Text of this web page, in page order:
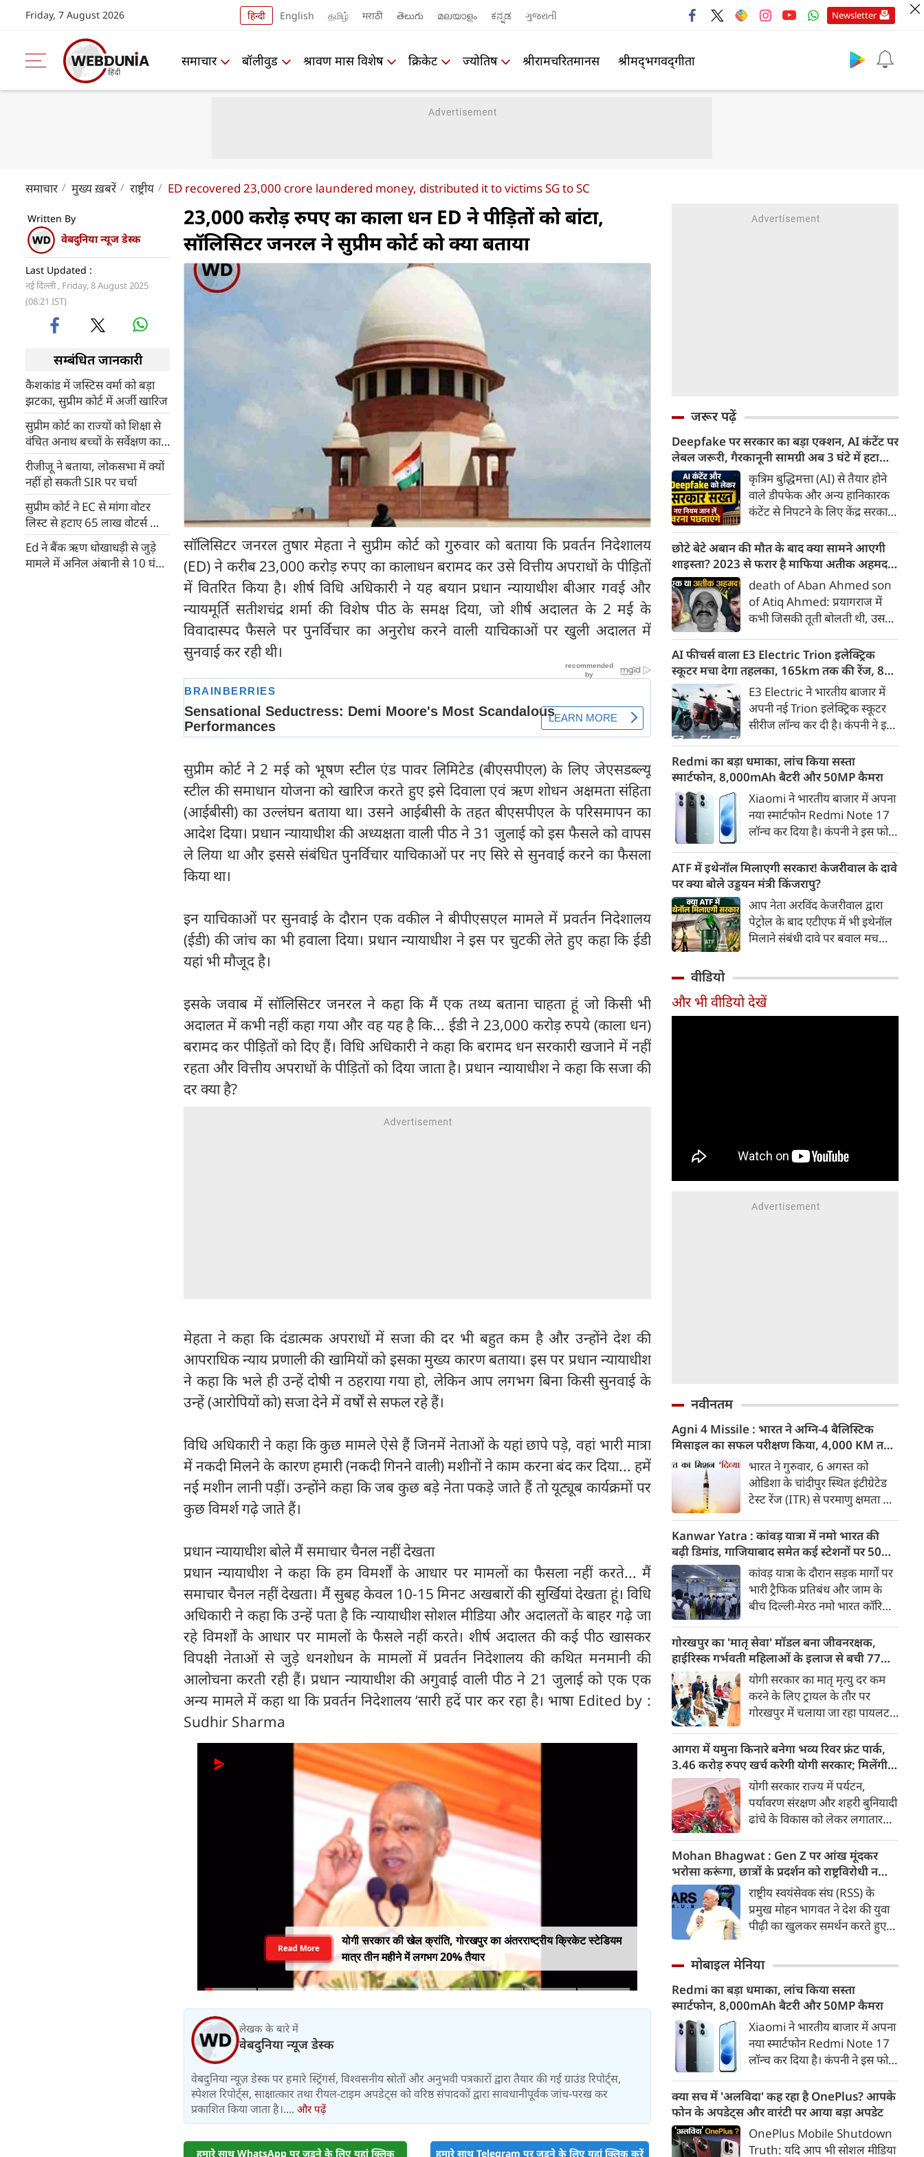
Friday, 7 August 2026 हिन्दी English தமிழ் मराठी తెలుగు മലയാളം ಕನ್ನಡ ગુજરાતી Newsletter
समाचार बॉलीवुड श्रावण मास विशेष क्रिकेट ज्योतिष श्रीरामचरितमानस श्रीमद्‍भगवद्‍गीता
समाचार मुख्य ख़बरें राष्ट्रीय ED recovered 23,000 crore laundered money, distributed it to victims SG to SC
Written By
वेबदुनिया न्यूज डेस्क
Last Updated :
नई दिल्ली , Friday, 8 August 2025
(08:21 IST)
सम्बंधित जानकारी
कैशकांड में जस्टिस वर्मा को बड़ा
झटका, सुप्रीम कोर्ट में अर्जी खारिज
सुप्रीम कोर्ट का राज्यों को शिक्षा से
वंचित अनाथ बच्चों के सर्वेक्षण का
आदेश, 2.5 करोड़ अनाथ बच्चे हैं
भारत में
रीजीजू ने बताया, लोकसभा में क्यों
नहीं हो सकती SIR पर चर्चा
सुप्रीम कोर्ट ने EC से मांगा वोटर
लिस्ट से हटाए 65 लाख वोटर्स का
ब्योरा
Ed ने बैंक ऋण धोखाधड़ी से जुड़े
मामले में अनिल अंबानी से 10 घंटे
23,000 करोड़ रुपए का काला धन ED ने पीड़ितों को बांटा,
सॉलिसिटर जनरल ने सुप्रीम कोर्ट को क्या बताया
सॉलिसिटर जनरल तुषार मेहता ने सुप्रीम कोर्ट को गुरुवार को बताया कि प्रवर्तन निदेशालय
(ED) ने करीब 23,000 करोड़ रुपए का कालाधन बरामद कर उसे वित्तीय अपराधों के पीड़ितों
में वितरित किया है। शीर्ष विधि अधिकारी ने यह बयान प्रधान न्यायाधीश बीआर गवई और
न्यायमूर्ति सतीशचंद्र शर्मा की विशेष पीठ के समक्ष दिया, जो शीर्ष अदालत के 2 मई के
विवादास्पद फैसले पर पुनर्विचार का अनुरोध करने वाली याचिकाओं पर खुली अदालत में
सुनवाई कर रही थी।
सुप्रीम कोर्ट ने 2 मई को भूषण स्टील एंड पावर लिमिटेड (बीएसपीएल) के लिए जेएसडब्ल्यू
स्टील की समाधान योजना को खारिज करते हुए इसे दिवाला एवं ऋण शोधन अक्षमता संहिता
(आईबीसी) का उल्लंघन बताया था। उसने आईबीसी के तहत बीएसपीएल के परिसमापन का
आदेश दिया। प्रधान न्यायाधीश की अध्यक्षता वाली पीठ ने 31 जुलाई को इस फैसले को वापस
ले लिया था और इससे संबंधित पुनर्विचार याचिकाओं पर नए सिरे से सुनवाई करने का फैसला
किया था।
इन याचिकाओं पर सुनवाई के दौरान एक वकील ने बीपीएसएल मामले में प्रवर्तन निदेशालय
(ईडी) की जांच का भी हवाला दिया। प्रधान न्यायाधीश ने इस पर चुटकी लेते हुए कहा कि ईडी
यहां भी मौजूद है।
इसके जवाब में सॉलिसिटर जनरल ने कहा कि मैं एक तथ्य बताना चाहता हूं जो किसी भी
अदालत में कभी नहीं कहा गया और वह यह है कि... ईडी ने 23,000 करोड़ रुपये (काला धन)
बरामद कर पीड़ितों को दिए हैं। विधि अधिकारी ने कहा कि बरामद धन सरकारी खजाने में नहीं
रहता और वित्तीय अपराधों के पीड़ितों को दिया जाता है। प्रधान न्यायाधीश ने कहा कि सजा की
दर क्या है?
मेहता ने कहा कि दंडात्मक अपराधों में सजा की दर भी बहुत कम है और उन्होंने देश की
आपराधिक न्याय प्रणाली की खामियों को इसका मुख्य कारण बताया। इस पर प्रधान न्यायाधीश
ने कहा कि भले ही उन्हें दोषी न ठहराया गया हो, लेकिन आप लगभग बिना किसी सुनवाई के
उन्हें (आरोपियों को) सजा देने में वर्षों से सफल रहे हैं।
विधि अधिकारी ने कहा कि कुछ मामले ऐसे हैं जिनमें नेताओं के यहां छापे पड़े, वहां भारी मात्रा
में नकदी मिलने के कारण हमारी (नकदी गिनने वाली) मशीनों ने काम करना बंद कर दिया... हमें
नई मशीन लानी पड़ीं। उन्होंने कहा कि जब कुछ बड़े नेता पकड़े जाते हैं तो यूट्यूब कार्यक्रमों पर
कुछ विमर्श गढ़े जाते हैं।
प्रधान न्यायाधीश बोले मैं समाचार चैनल नहीं देखता
प्रधान न्यायाधीश ने कहा कि हम विमर्शों के आधार पर मामलों का फैसला नहीं करते... मैं
समाचार चैनल नहीं देखता। मैं सुबह केवल 10-15 मिनट अखबारों की सुर्खियां देखता हूं। विधि
अधिकारी ने कहा कि उन्हें पता है कि न्यायाधीश सोशल मीडिया और अदालतों के बाहर गढ़े जा
रहे विमर्शों के आधार पर मामलों के फैसले नहीं करते। शीर्ष अदालत की कई पीठ खासकर
विपक्षी नेताओं से जुड़े धनशोधन के मामलों में प्रवर्तन निदेशालय की कथित मनमानी की
आलोचना करती रही हैं। प्रधान न्यायाधीश की अगुवाई वाली पीठ ने 21 जुलाई को एक एक
अन्य मामले में कहा था कि प्रवर्तन निदेशालय ‘सारी हदें पार कर रहा है। भाषा Edited by :
Sudhir Sharma
योगी सरकार की खेल क्रांति, गोरखपुर का अंतरराष्ट्रीय क्रिकेट स्टेडियम
मात्र तीन महीने में लगभग 20% तैयार
Read More
लेखक के बारे में
वेबदुनिया न्यूज डेस्क
वेबदुनिया न्यूज़ डेस्क पर हमारे स्ट्रिंगर्स, विश्वसनीय स्रोतों और अनुभवी पत्रकारों द्वारा तैयार की गई ग्राउंड रिपोर्ट्स,
स्पेशल रिपोर्ट्स, साक्षात्कार तथा रीयल-टाइम अपडेट्स को वरिष्ठ संपादकों द्वारा सावधानीपूर्वक जांच-परख कर
प्रकाशित किया जाता है।.... और पढ़ें
हमारे साथ WhatsApp पर जुड़ने के लिए यहां क्लिक
हमारे साथ Telegram पर जुड़ने के लिए यहां क्लिक करें
जरूर पढ़ें
Deepfake पर सरकार का बड़ा एक्शन, AI कंटेंट पर
लेबल जरूरी, गैरकानूनी सामग्री अब 3 घंटे में हटानी
होगी, नए नियम जान लें वरना पछताएंगे
कृत्रिम बुद्धिमत्ता (AI) से तैयार होने
वाले डीपफेक और अन्य हानिकारक
कंटेंट से निपटने के लिए केंद्र सरकार
किया है। सरकार ने AI से तैयार कंटेंट
पर स्पष्ट लेबल और पहचान योग्य
मेटाडेटा उपलब्ध कराना अनिवार्य
किया है। साथ ही, सरकारी या
न्यायालय के आदेश के आधार पर
गैरकानूनी जानकारी हटाने की
समयसीमा 36 घंटे से घटाकर 3 घंटे
कर दी गई है।
छोटे बेटे अबान की मौत के बाद क्या सामने आएगी
शाइस्ता? 2023 से फरार है माफिया अतीक अहमद
की पत्नी
death of Aban Ahmed son
of Atiq Ahmed: प्रयागराज में
कभी जिसकी तूती बोलती थी, उस
अहमद के कुनबे पर कानून और
किस्मत की दोहरी मार पड़ रही है।
जिस झांसी जिले में अप्रैल 2023 में
अतीक के एनकाउंटर में मारे गए बेटे
असद की सांसें थमी थीं, उसी झांसी में
अब उसके छोटे बेटे अबान की भीषण
सड़क दुर्घटना में जान चली गई है।
AI फीचर्स वाला E3 Electric Trion इलेक्ट्रिक
स्कूटर मचा देगा तहलका, 165km तक की रेंज, 8
साल की बैटरी वारंटी, कीमत जानेंगे तो हो जाएंगे
हैरान
E3 Electric ने भारतीय बाजार में
अपनी नई Trion इलेक्ट्रिक स्कूटर
सीरीज लॉन्च कर दी है। कंपनी ने इसे
पेश किया है। Trion की शुरुआती
कीमत 99,999 रुपए (एक्स-शोरूम,
बेंगलुरु) रखी गई है। फिलहाल इसकी
बुकिंग बेंगलुरु के ग्राहकों के लिए
कंपनी की आधिकारिक वेबसाइट के
जरिए शुरू की गई है। आने वाले समय
में इसे दूसरे शहरों में भी उपलब्ध
कराया जाएगा।
Redmi का बड़ा धमाका, लांच किया सस्ता
स्मार्टफोन, 8,000mAh बैटरी और 50MP कैमरा
Xiaomi ने भारतीय बाजार में अपना
नया स्मार्टफोन Redmi Note 17
लॉन्च कर दिया है। कंपनी ने इस फोन
डिस्प्ले, 8,000mAh की बड़ी बैटरी
और Qualcomm Snapdragon
चिपसेट के साथ पेश किया है। फोन में
50MP का मेन कैमरा दिया गया है।
इसके अलावा Redmi Note 17 में
Corning Gorilla Glass 7i
चेसिस जैसे फीचर्स मिलते हैं।
ATF में इथेनॉल मिलाएगी सरकार! केजरीवाल के दावे
पर क्या बोले उड्डयन मंत्री किंजरापु?
आप नेता अरविंद केजरीवाल द्वारा
पेट्रोल के बाद एटीएफ में भी इथेनॉल
मिलाने संबंधी दावे पर बवाल मच
इथेनॉल मिलाने की कोई योजना नहीं
है।
वीडियो
और भी वीडियो देखें
नवीनतम
Agni 4 Missile : भारत ने अग्नि-4 बैलिस्टिक
मिसाइल का सफल परीक्षण किया, 4,000 KM तक
मारक क्षमता
भारत ने गुरुवार, 6 अगस्त को
ओडिशा के चांदीपुर स्थित इंटीग्रेटेड
टेस्ट रेंज (ITR) से परमाणु क्षमता से
मिसाइल अग्नि-4 का सफल परीक्षण
किया। रक्षा मंत्रालय के मुताबिक, यह
परीक्षण स्ट्रैटेजिक फोर्सेज कमांड
(SFC) और रक्षा अनुसंधान एवं
विकास संगठन (DRDO) की ओर से
किया गया।
Kanwar Yatra : कांवड़ यात्रा में नमो भारत की
बढ़ी डिमांड, गाजियाबाद समेत कई स्टेशनों पर 50%
तक बढ़ी यात्रियों की संख्याकांवड़ यात्रा के दौरान सड़क मार्गों पर
भारी ट्रैफिक प्रतिबंध और जाम के
बीच दिल्ली-मेरठ नमो भारत कॉरिडोर
परिवहन विकल्प बनकर उभरा है।
तेज़, समयबद्ध और आरामदायक
सफर के चलते कॉरिडोर के कई
स्टेशनों पर यात्रियों की संख्या में 40
से 50 प्रतिशत तक बढ़ गई है।
गोरखपुर का 'मातृ सेवा' मॉडल बना जीवनरक्षक,
हाईरिस्क गर्भवती महिलाओं के इलाज से बची 77
जिंदगियां
योगी सरकार का मातृ मृत्यु दर कम
करने के लिए ट्रायल के तौर पर
गोरखपुर में चलाया जा रहा पायलट
बनकर उभरा है। मुख्यमंत्री योगी
आदित्यनाथ के निर्देश पर पायलट
प्रोजेक्ट ‘मातृ सेवा’ का लक्ष्य हाई
रिस्क गर्भवती केसों को तुरंत बड़े
अस्पतालों में रेफर कर बचाना है।
आगरा में यमुना किनारे बनेगा भव्य रिवर फ्रंट पार्क,
3.46 करोड़ रुपए खर्च करेगी योगी सरकार; मिलेंगी ये
खास सुविधाएं
योगी सरकार राज्य में पर्यटन,
पर्यावरण संरक्षण और शहरी बुनियादी
ढांचे के विकास को लेकर लगातार
कड़ी में अब ताजनगरी में यमुना नदी
के किनारों को खूबसूरत, प्रदूषण मुक्त
और उपयोगी बनाने की बड़ी तैयारी
शुरू हो गई है। आगरा के झलकारी
बाई चौराहे से लेकर वेदांत मंदिर के
पास यमुना किनारे (यमुना बैंक साइड)
किया जा रहा है।
Mohan Bhagwat : Gen Z पर आंख मूंदकर
भरोसा करूंगा, छात्रों के प्रदर्शन को राष्ट्रविरोधी न
बताएं, RSS प्रमुख मोहन भागवत का बड़ा बयान, चीन
और पाकिस्तान को लेकर क्या कहा
राष्ट्रीय स्वयंसेवक संघ (RSS) के
प्रमुख मोहन भागवत ने देश की युवा
पीढ़ी का खुलकर समर्थन करते हुए
मूंदकर भरोसा करेंगे। उन्होंने कहा कि
छात्रों को राष्ट्रविरोधी नहीं कहा जाना
चाहिए। युवाओं की बात को दबाने के
बजाय उनके साथ संवाद के जरिए
उनकी चिंताओं को समझने की
जरूरत है।
मोबाइल मेनिया
Redmi का बड़ा धमाका, लांच किया सस्ता
स्मार्टफोन, 8,000mAh बैटरी और 50MP कैमरा
Xiaomi ने भारतीय बाजार में अपना
नया स्मार्टफोन Redmi Note 17
लॉन्च कर दिया है। कंपनी ने इस फोन
डिस्प्ले, 8,000mAh की बड़ी बैटरी
और Qualcomm Snapdragon
चिपसेट के साथ पेश किया है। फोन में
50MP का मेन कैमरा दिया गया है।
क्या सच में 'अलविदा' कह रहा है OnePlus? आपके
फोन के अपडेट्स और वारंटी पर आया बड़ा अपडेट
OnePlus Mobile Shutdown
Truth: यदि आप भी सोशल मीडिया